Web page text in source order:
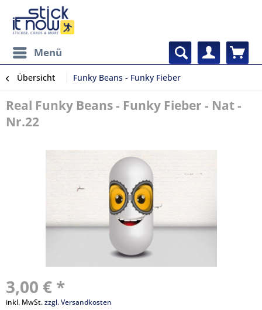
Menü
Übersicht Funky Beans - Funky Fieber
Real Funky Beans - Funky Fieber - Nat -
Nr.22
3,00 € *
inkl. MwSt.zzgl. Versandkosten